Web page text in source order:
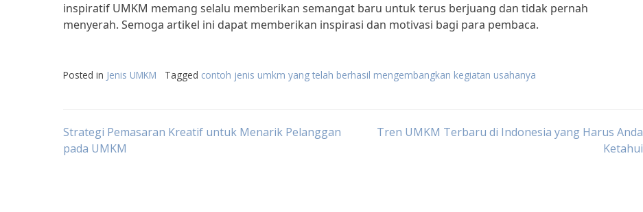
inspiratif UMKM memang selalu memberikan semangat baru untuk terus berjuang dan tidak pernah
menyerah. Semoga artikel ini dapat memberikan inspirasi dan motivasi bagi para pembaca.
Posted in Jenis UMKM Tagged contoh jenis umkm yang telah berhasil mengembangkan kegiatan usahanya
Post
Strategi Pemasaran Kreatif untuk Menarik Pelanggan
pada UMKM
Tren UMKM Terbaru di Indonesia yang Harus Anda
Ketahui